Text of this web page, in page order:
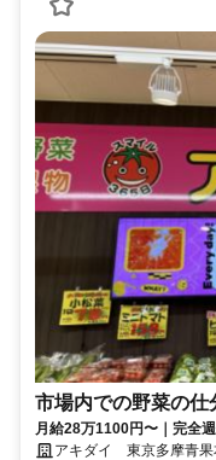
市場内での野菜の仕
月給28万1100円〜｜完全
アキダイ 東京多摩青果